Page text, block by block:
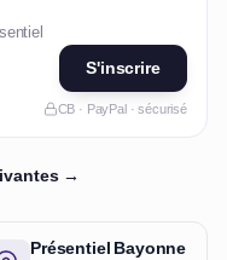
S'inscrire
CB · PayPal · sécurisé
→
Présentiel Bayonne